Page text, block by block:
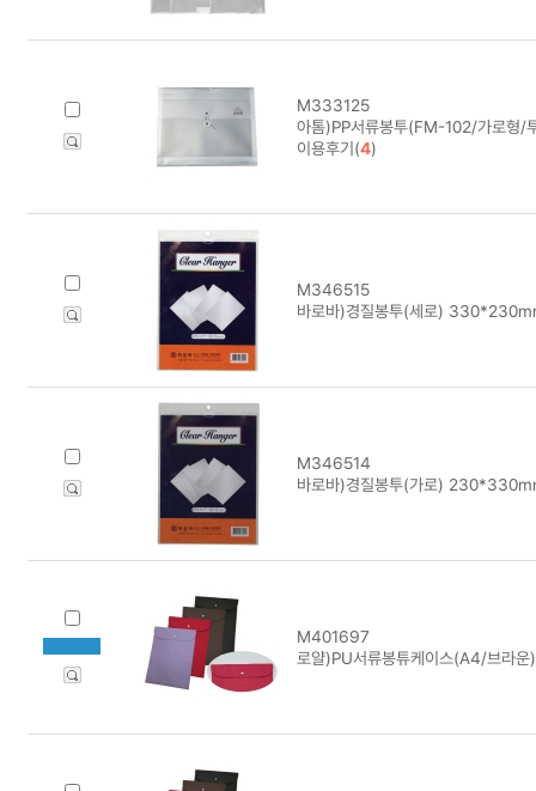
M333125
아톰)PP서류봉투(FM-102/가로형/
이용후기(4)
M346515
바로바)경질봉투(세로)
M346514
바로바)경질봉투(가로)
M401697
로얄)PU서류봉튜케이스(A4/브라운)